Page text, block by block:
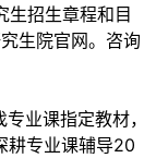
生招生章程和目
生院官网。咨询
业课指定教材，
耕专业课辅导20